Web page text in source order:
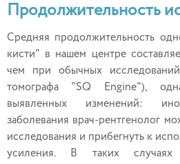
Продолжительность
Средняя продолжительность
кисти" в нашем центре
чем при обычных
томографа "SQ Engine"),
выявленных изменений:
заболевания врач-рентгенолог
исследования и прибегнуть к
усиления. В таких случаях